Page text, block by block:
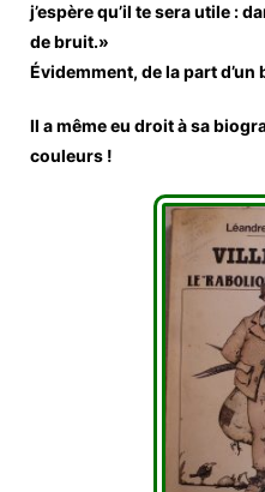
j’espère qu’il te sera utile :
de bruit.»
Évidemment, de la part
Il a même eu droit à sa
couleurs !